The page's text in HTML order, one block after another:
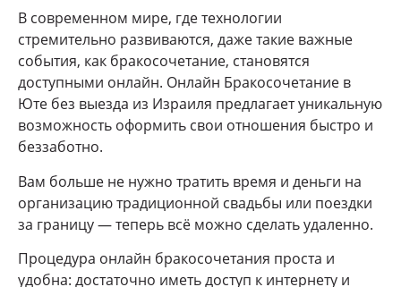
В современном мире, где технологии
стремительно развиваются, даже такие важные
события, как бракосочетание, становятся
доступными онлайн. Онлайн Бракосочетание в
Юте без выезда из Израиля предлагает уникальную
возможность оформить свои отношения быстро и
беззаботно.
Вам больше не нужно тратить время и деньги на
организацию традиционной свадьбы или поездки
за границу — теперь всё можно сделать удаленно.
Процедура онлайн бракосочетания проста и
удобна: достаточно иметь доступ к интернету и